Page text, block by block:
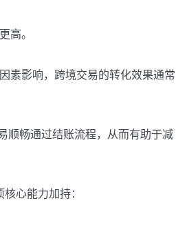
高。
素影响，跨境交易的转化效果通常
顺畅通过结账流程，从而有助于减
心能力加持：